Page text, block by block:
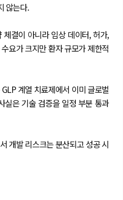
않는다.
체결이 아니라 임상 데이터, 허가,
요가 크지만 환자 규모가 제한적
계열 치료제에서 이미 글로벌
실은 기술 검증을 일정 부분 통과
개발 리스크는 분산되고 성공 시